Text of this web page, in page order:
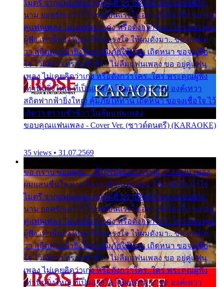
ไมตรี จากแฟนเพลง ทุกทุกที่ ปราณีหลั่งไหล ผมขอฝาก
นาม ยอดรักเอาไว้ โปรดเป็นแรงใจ อย่างนี้เรื่อยไป ขอ อยู่
คู่แฟนเพลง ไม่เคยคิดว่าเก่ง หรือดังกว่าใคร..ใคร พระคุณ
ผู้ฟัง เท่านั้นยิ่งใหญ่ ที่เป็นแรงใจ ให้ผมดังมา.. ขอ องค์เท
วา สถิตฟากฟ้ายิ่งใหญ่ คุ้มภัยให้ท่าน เถิดหนา ขอจงเชื่อ
ใจ ไว้เถิดว่า ตราบชั่วชีวา ไม่ลืมแฟนเพลง ขอ อยู่คู่แฟน
เพลง ไม่เคยคิดว่าเก่ง หรือดังกว่าใคร..ใคร พระคุณผู้ฟัง
เท่านั้นยิ่งใหญ่ ที่เป็นแรงใจ ให้ผมดังมา.. ขอ องค์เทวา
สถิตฟากฟ้ายิ่งใหญ่ คุ้มภัยให้ท่าน เถิดหนา ขอจงเชื่อใจ ไว้
เถิดว่า ตราบชั่วชีวา ไม่ลืมแฟนเพลง
ขอบคุณแฟนเพลง - Cover Ver. (ซาวด์ดนตรี) (KARAOKE)
35 views • 31.07.2569
ขอ กราบ ขอบคุณ.... ที่ได้รับไออุ่น การุณ จากแฟน เพลง
ผมแสนชื่นใจ หายวังเวง เมื่อแฟนเพลง ให้กำลังใจ น้ำใจ
ไมตรี จากแฟนเพลง ทุกทุกที่ ปราณีหลั่งไหล ผมขอฝาก
นาม ยอดรักเอาไว้ โปรดเป็นแรงใจ อย่างนี้เรื่อยไป ขอ อยู่
คู่แฟนเพลง ไม่เคยคิดว่าเก่ง หรือดังกว่าใคร..ใคร พระคุณ
ผู้ฟัง เท่านั้นยิ่งใหญ่ ที่เป็นแรงใจ ให้ผมดังมา.. ขอ องค์เท
วา สถิตฟากฟ้ายิ่งใหญ่ คุ้มภัยให้ท่าน เถิดหนา ขอจงเชื่อ
ใจ ไว้เถิดว่า ตราบชั่วชีวา ไม่ลืมแฟนเพลง ขอ อยู่คู่แฟน
เพลง ไม่เคยคิดว่าเก่ง หรือดังกว่าใคร..ใคร พระคุณผู้ฟัง
เท่านั้นยิ่งใหญ่ ที่เป็นแรงใจ ให้ผมดังมา.. ขอ องค์เทวา